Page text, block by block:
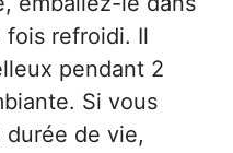
fois refroidi. Il
pendant 2
Si vous
durée de vie,